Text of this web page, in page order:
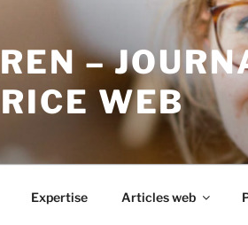
–
WEB
Expertise Articles web